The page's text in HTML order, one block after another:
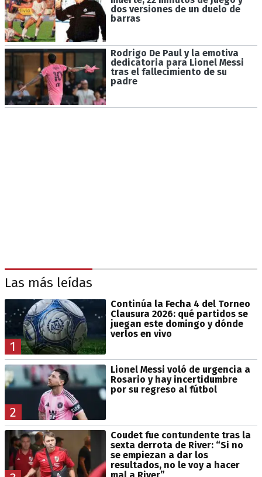
dos versiones de un duelo de
barras
Rodrigo De Paul y la emotiva
dedicatoria para Lionel Messi
tras el fallecimiento de su
padre
Las más leídas
1
Continúa la Fecha 4 del Torneo
Clausura 2026: qué partidos se
juegan este domingo y dónde
verlos en vivo
2
Lionel Messi voló de urgencia a
Rosario y hay incertidumbre
por su regreso al fútbol
Coudet fue contundente tras la
sexta derrota de River: “Si no
se empiezan a dar los
resultados, no le voy a hacer